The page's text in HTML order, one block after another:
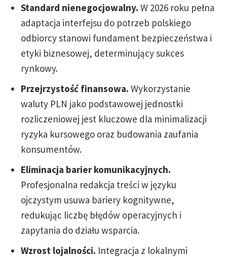
Standard nienegocjowalny. W 2026 roku pełna
adaptacja interfejsu do potrzeb polskiego
odbiorcy stanowi fundament bezpieczeństwa i
etyki biznesowej, determinujący sukces
rynkowy.
Przejrzystość finansowa. Wykorzystanie
waluty PLN jako podstawowej jednostki
rozliczeniowej jest kluczowe dla minimalizacji
ryzyka kursowego oraz budowania zaufania
konsumentów.
Eliminacja barier komunikacyjnych.
Profesjonalna redakcja treści w języku
ojczystym usuwa bariery kognitywne,
redukując liczbę błędów operacyjnych i
zapytania do działu wsparcia.
Wzrost lojalności. Integracja z lokalnymi